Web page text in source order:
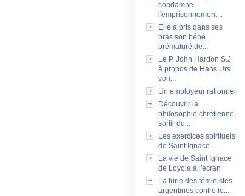
condamne
l'emprisonnement...
Elle a pris dans ses
bras son bébé
prématuré de...
Le P. John Hardon S.J.
à propos de Hans Urs
von...
Un employeur rationnel
Découvrir la
philosophie chrétienne,
sortir du...
Les exercices spirituels
de Saint Ignace...
La vie de Saint Ignace
de Loyola à l'écran
La furie des féministes
argentines contre le...